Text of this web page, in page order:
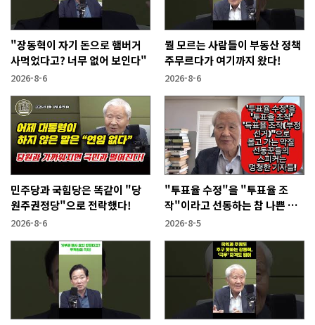
"장동혁이 자기 돈으로 햄버거
사먹었다고? 너무 없어 보인다"
2026-8-6
뭘 모르는 사람들이 부동산 정책
주무르다가 여기까지 왔다!
2026-8-6
민주당과 국힘당은 똑같이 "당
원주권정당"으로 전락했다!
2026-8-6
"투표율 수정"을 "투표율 조
작"이라고 선동하는 참 나쁜 사
람들!
2026-8-5